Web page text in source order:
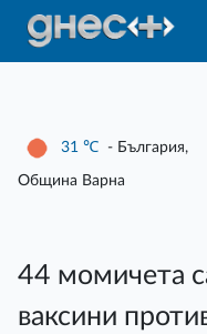
31 ℃ - България,
Община Варна
44 момичета
ваксини